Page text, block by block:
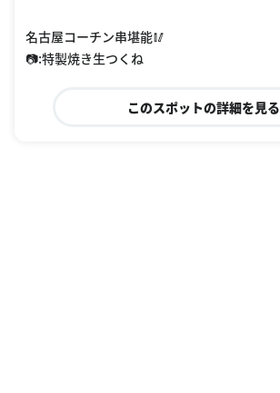
名古屋コーチン串堪能🥢
📷:特製焼き生つくね
このスポットの詳細を見る